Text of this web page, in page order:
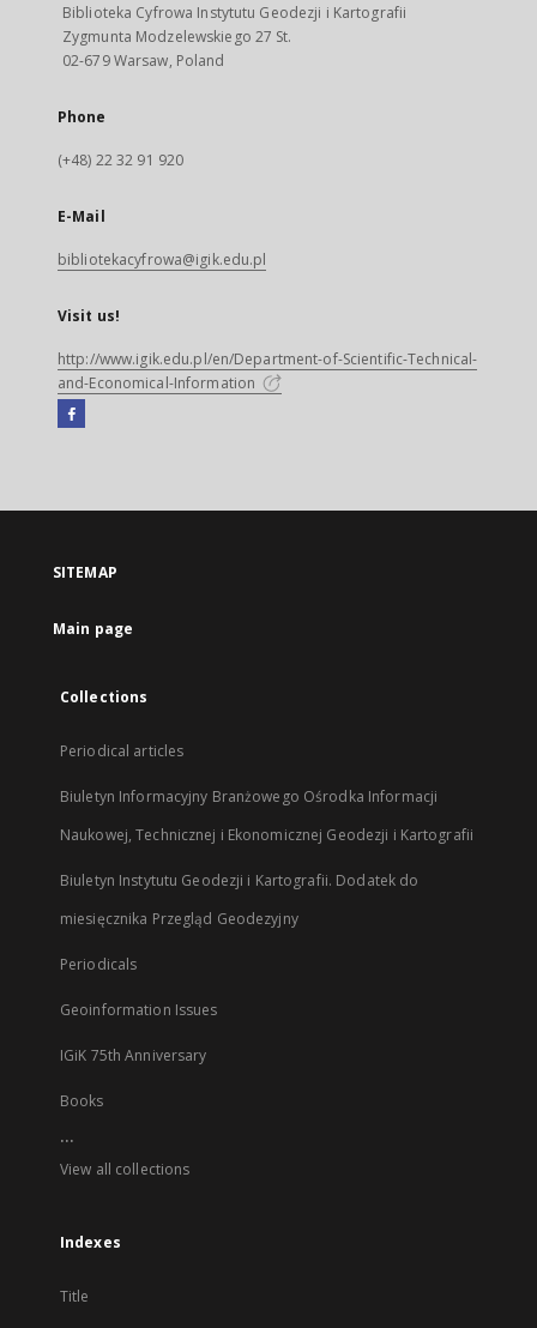
Biblioteka Cyfrowa Instytutu Geodezji i Kartografii
Zygmunta Modzelewskiego 27 St.
02-679 Warsaw, Poland
Phone
(+48) 22 32 91 920
E-Mail
bibliotekacyfrowa@igik.edu.pl
Visit us!
http://www.igik.edu.pl/en/Department-of-Scientific-Technical-
and-Economical-Information
Facebook
open
new
SITEMAP
Main page
Collections
Periodical articles
Biuletyn Informacyjny Branżowego Ośrodka Informacji
Naukowej, Technicznej i Ekonomicznej Geodezji i Kartografii
Biuletyn Instytutu Geodezji i Kartografii. Dodatek do
miesięcznika Przegląd Geodezyjny
Periodicals
Geoinformation Issues
IGiK 75th Anniversary
Books
...
View all collections
Indexes
Title